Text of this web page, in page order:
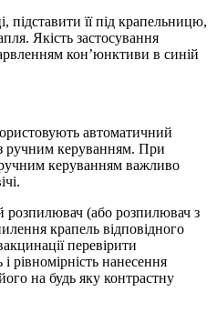
її під крапельницю,
Якість застосування
кон’юнктиви в синій
автоматичний
ручним керуванням. При
керуванням важливо
розпилювач (або розпилювач з
крапель відповідного
перевірити
і рівномірність нанесення
на будь яку контрастну